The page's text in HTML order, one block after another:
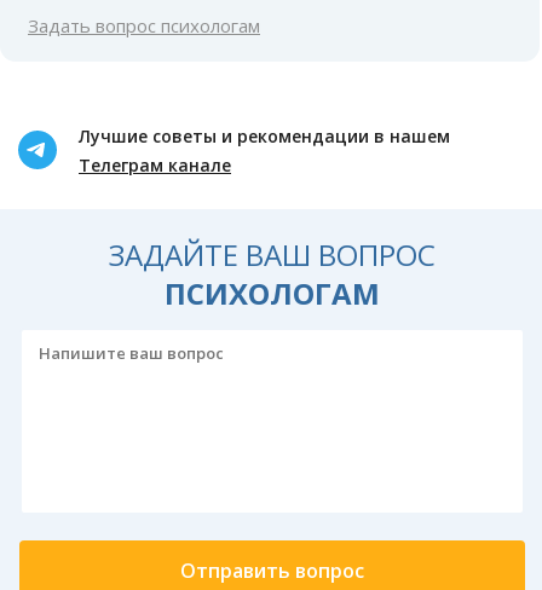
Задать вопрос психологам
Лучшие советы и рекомендации в нашем
Телеграм канале
ЗАДАЙТЕ ВАШ ВОПРОС
ПСИХОЛОГАМ